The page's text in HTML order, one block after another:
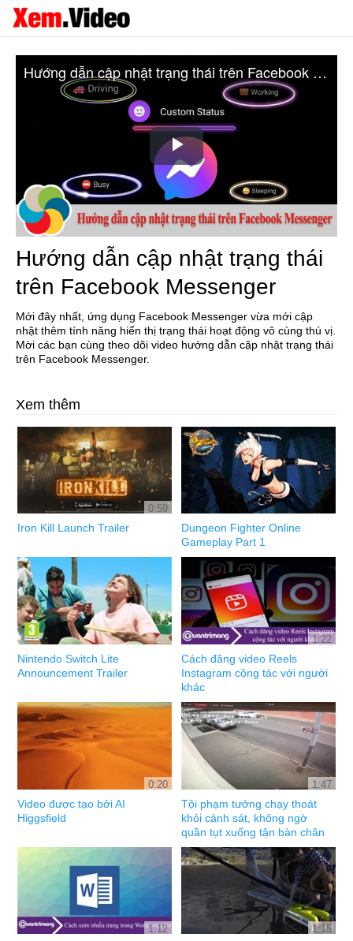
Play
Video
Hướng dẫn cập nhật trạng thái trên Facebook Messenger
Hướng dẫn cập nhật trạng thái
trên Facebook Messenger
Mới đây nhất, ứng dụng Facebook Messenger vừa mới cập
nhật thêm tính năng hiển thị trạng thái hoạt động vô cùng thú vị.
Mời các bạn cùng theo dõi video hướng dẫn cập nhật trạng thái
trên Facebook Messenger.
Xem thêm
0:59
Iron Kill Launch Trailer
Dungeon Fighter Online
Gameplay Part 1
Nintendo Switch Lite
Announcement Trailer
1:22
Cách đăng video Reels
Instagram cộng tác với người
khác
0:20
Video được tạo bởi AI
Higgsfield
1:47
Tội phạm tưởng chạy thoát
khỏi cảnh sát, không ngờ
quần tụt xuống tận bàn chân
1:12 1:15